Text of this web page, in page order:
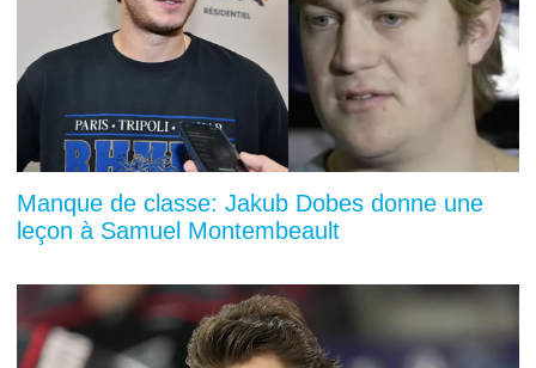
Manque de classe: Jakub Dobes donne une
leçon à Samuel Montembeault